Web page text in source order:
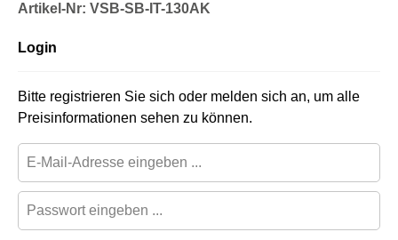
Artikel-Nr: VSB-SB-IT-130AK
Login
Bitte registrieren Sie sich oder melden sich an, um alle
Preisinformationen sehen zu können.